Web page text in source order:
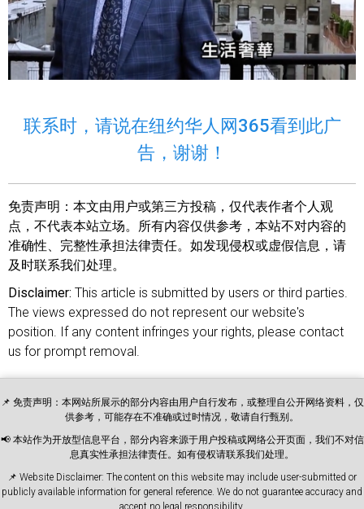
联系时，请说在纽约华人网365看到此广
告，谢谢！
免责声明： 本文由用户或第三方投稿，仅代表作者个人观
点，不代表本站立场。所有内容仅供参考，本站不对内容的
准确性、完整性承担法律责任。如发现侵权或虚假信息，请
及时联系我们处理。
Disclaimer: This article is submitted by users or third parties.
The views expressed do not represent our website's
position. If any content infringes your rights, please contact
us for prompt removal.
📌 免责声明：本网站所展示的部分内容由用户自行发布，或整理自公开网络资料，仅
供参考，可能存在不准确或过时情况，敬请自行甄别。
📢 本站作为开放型信息平台，部分内容来源于用户投稿或网络公开页面，我们不对信
息真实性承担法律责任。如有侵权请联系我们处理。
📌 Website Disclaimer: The content on this website may include user-submitted or
publicly available information for general reference. We do not guarantee accuracy and
accept no legal responsibility.